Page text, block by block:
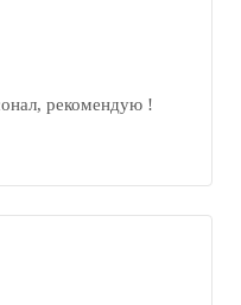
рекомендую !